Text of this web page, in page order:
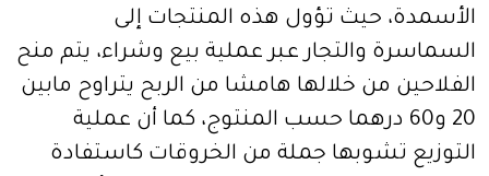
الأسمدة، حيث تؤول هذه المنتجات إلى
السماسرة والتجار عبر عملية بيع وشراء، يتم منح
الفلاحين من خلالها هامشا من الربح يتراوح مابين
20 و60 درهما حسب المنتوج، كما أن عملية
التوزيع تشوبها جملة من الخروقات كاستفادة